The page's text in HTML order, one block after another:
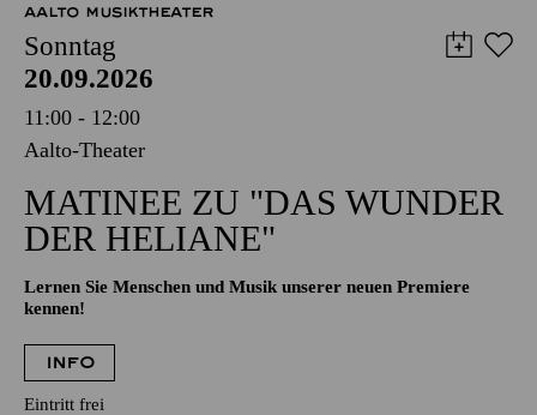
AALTO MUSIKTHEATER
Sonntag
20.09.2026
11:00 - 12:00
Aalto-Theater
MATINEE ZU "DAS WUNDER
DER HELIANE"
Lernen Sie Menschen und Musik unserer neuen Premiere
kennen!
INFO
Eintritt frei